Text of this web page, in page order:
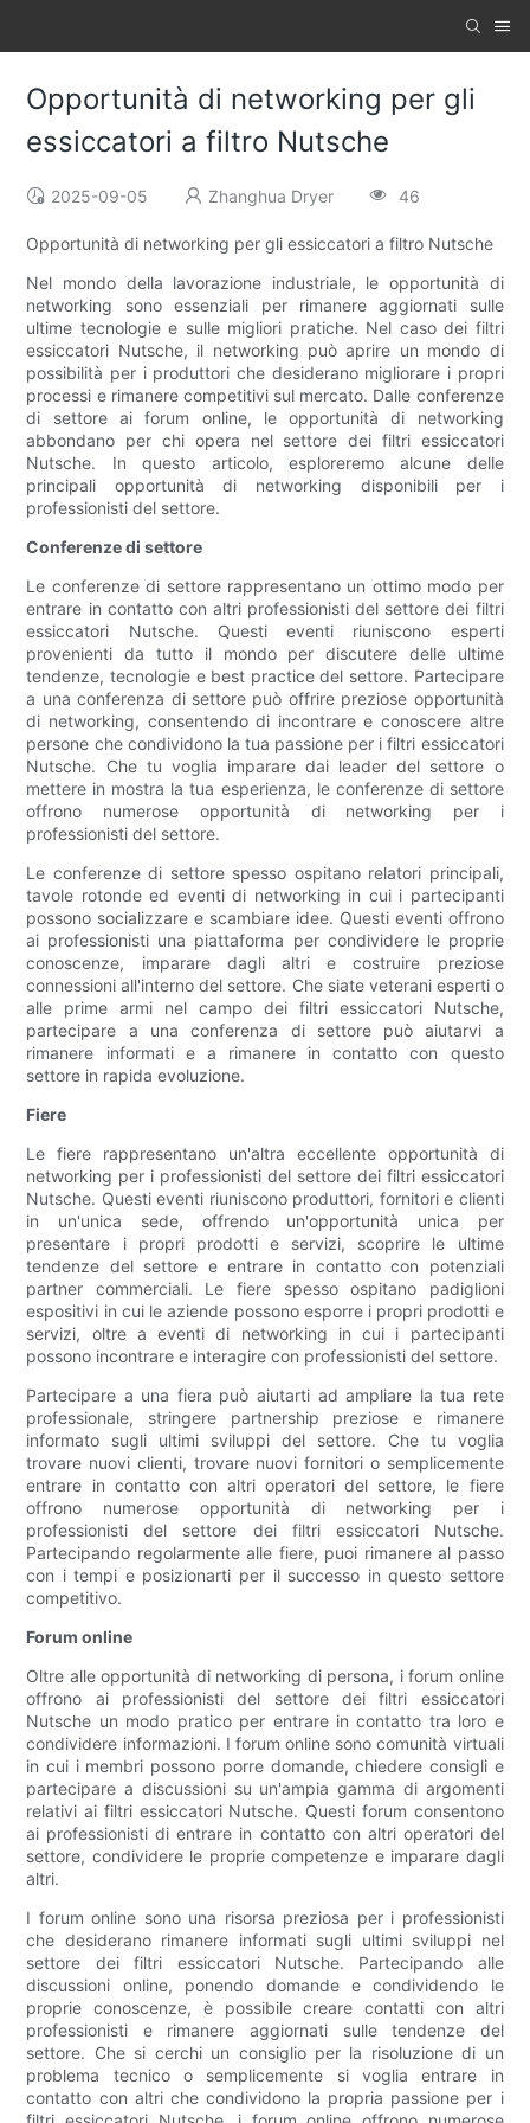
Opportunità di networking per gli
essiccatori a filtro Nutsche
2025-09-05 Zhanghua Dryer 46
Opportunità di networking per gli essiccatori a filtro Nutsche
Nel mondo della lavorazione industriale, le opportunità di
networking sono essenziali per rimanere aggiornati sulle
ultime tecnologie e sulle migliori pratiche. Nel caso dei filtri
essiccatori Nutsche, il networking può aprire un mondo di
possibilità per i produttori che desiderano migliorare i propri
processi e rimanere competitivi sul mercato. Dalle conferenze
di settore ai forum online, le opportunità di networking
abbondano per chi opera nel settore dei filtri essiccatori
Nutsche. In questo articolo, esploreremo alcune delle
principali opportunità di networking disponibili per i
professionisti del settore.
Conferenze di settore
Le conferenze di settore rappresentano un ottimo modo per
entrare in contatto con altri professionisti del settore dei filtri
essiccatori Nutsche. Questi eventi riuniscono esperti
provenienti da tutto il mondo per discutere delle ultime
tendenze, tecnologie e best practice del settore. Partecipare
a una conferenza di settore può offrire preziose opportunità
di networking, consentendo di incontrare e conoscere altre
persone che condividono la tua passione per i filtri essiccatori
Nutsche. Che tu voglia imparare dai leader del settore o
mettere in mostra la tua esperienza, le conferenze di settore
offrono numerose opportunità di networking per i
professionisti del settore.
Le conferenze di settore spesso ospitano relatori principali,
tavole rotonde ed eventi di networking in cui i partecipanti
possono socializzare e scambiare idee. Questi eventi offrono
ai professionisti una piattaforma per condividere le proprie
conoscenze, imparare dagli altri e costruire preziose
connessioni all'interno del settore. Che siate veterani esperti o
alle prime armi nel campo dei filtri essiccatori Nutsche,
partecipare a una conferenza di settore può aiutarvi a
rimanere informati e a rimanere in contatto con questo
settore in rapida evoluzione.
Fiere
Le fiere rappresentano un'altra eccellente opportunità di
networking per i professionisti del settore dei filtri essiccatori
Nutsche. Questi eventi riuniscono produttori, fornitori e clienti
in un'unica sede, offrendo un'opportunità unica per
presentare i propri prodotti e servizi, scoprire le ultime
tendenze del settore e entrare in contatto con potenziali
partner commerciali. Le fiere spesso ospitano padiglioni
espositivi in ​​cui le aziende possono esporre i propri prodotti e
servizi, oltre a eventi di networking in cui i partecipanti
possono incontrare e interagire con professionisti del settore.
Partecipare a una fiera può aiutarti ad ampliare la tua rete
professionale, stringere partnership preziose e rimanere
informato sugli ultimi sviluppi del settore. Che tu voglia
trovare nuovi clienti, trovare nuovi fornitori o semplicemente
entrare in contatto con altri operatori del settore, le fiere
offrono numerose opportunità di networking per i
professionisti del settore dei filtri essiccatori Nutsche.
Partecipando regolarmente alle fiere, puoi rimanere al passo
con i tempi e posizionarti per il successo in questo settore
competitivo.
Forum online
Oltre alle opportunità di networking di persona, i forum online
offrono ai professionisti del settore dei filtri essiccatori
Nutsche un modo pratico per entrare in contatto tra loro e
condividere informazioni. I forum online sono comunità virtuali
in cui i membri possono porre domande, chiedere consigli e
partecipare a discussioni su un'ampia gamma di argomenti
relativi ai filtri essiccatori Nutsche. Questi forum consentono
ai professionisti di entrare in contatto con altri operatori del
settore, condividere le proprie competenze e imparare dagli
altri.
I forum online sono una risorsa preziosa per i professionisti
che desiderano rimanere informati sugli ultimi sviluppi nel
settore dei filtri essiccatori Nutsche. Partecipando alle
discussioni online, ponendo domande e condividendo le
proprie conoscenze, è possibile creare contatti con altri
professionisti e rimanere aggiornati sulle tendenze del
settore. Che si cerchi un consiglio per la risoluzione di un
problema tecnico o semplicemente si voglia entrare in
contatto con altri che condividono la propria passione per i